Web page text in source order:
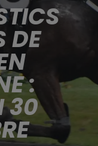
DE
:
30